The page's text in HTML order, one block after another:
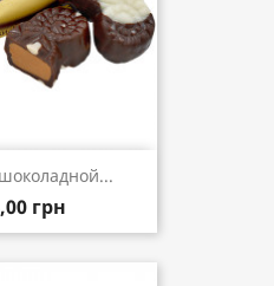
грн